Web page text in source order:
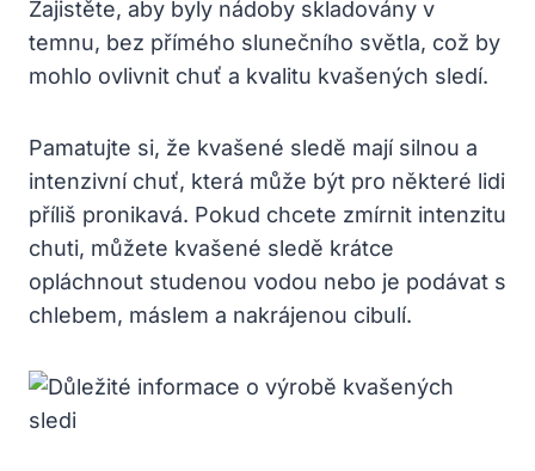
Zajistěte, aby byly nádoby skladovány v
temnu, bez přímého slunečního světla, což by
mohlo ovlivnit chuť a kvalitu kvašených sledí.
Pamatujte si, že kvašené sledě mají silnou a
intenzivní chuť, která může být pro některé lidi
příliš pronikavá. Pokud chcete zmírnit intenzitu
chuti, můžete kvašené sledě krátce
opláchnout studenou vodou nebo je podávat s
chlebem, máslem a nakrájenou cibulí.